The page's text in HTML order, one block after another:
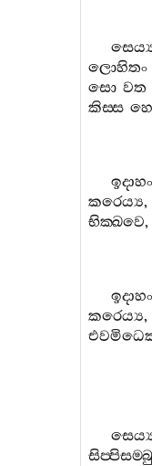
ලොහිතං
සො වත
කිස‍්ස
ඉදාහං
කරෙය්‍ය,
භික‍්ඛවෙ,
ඉදාහං
කරෙය්‍ය